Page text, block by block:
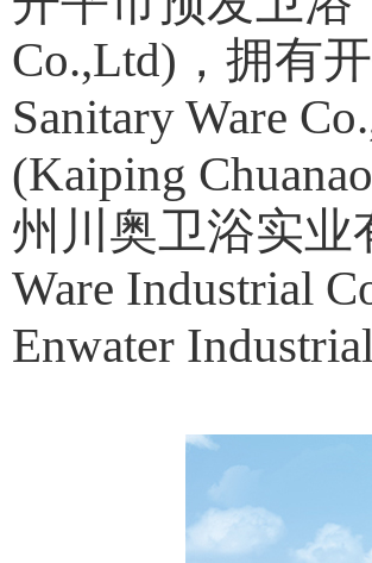
Co.,Ltd)，拥有
Sanitary Ware
(Kaiping
州川奥卫浴实业
Ware Industrial
Enwater